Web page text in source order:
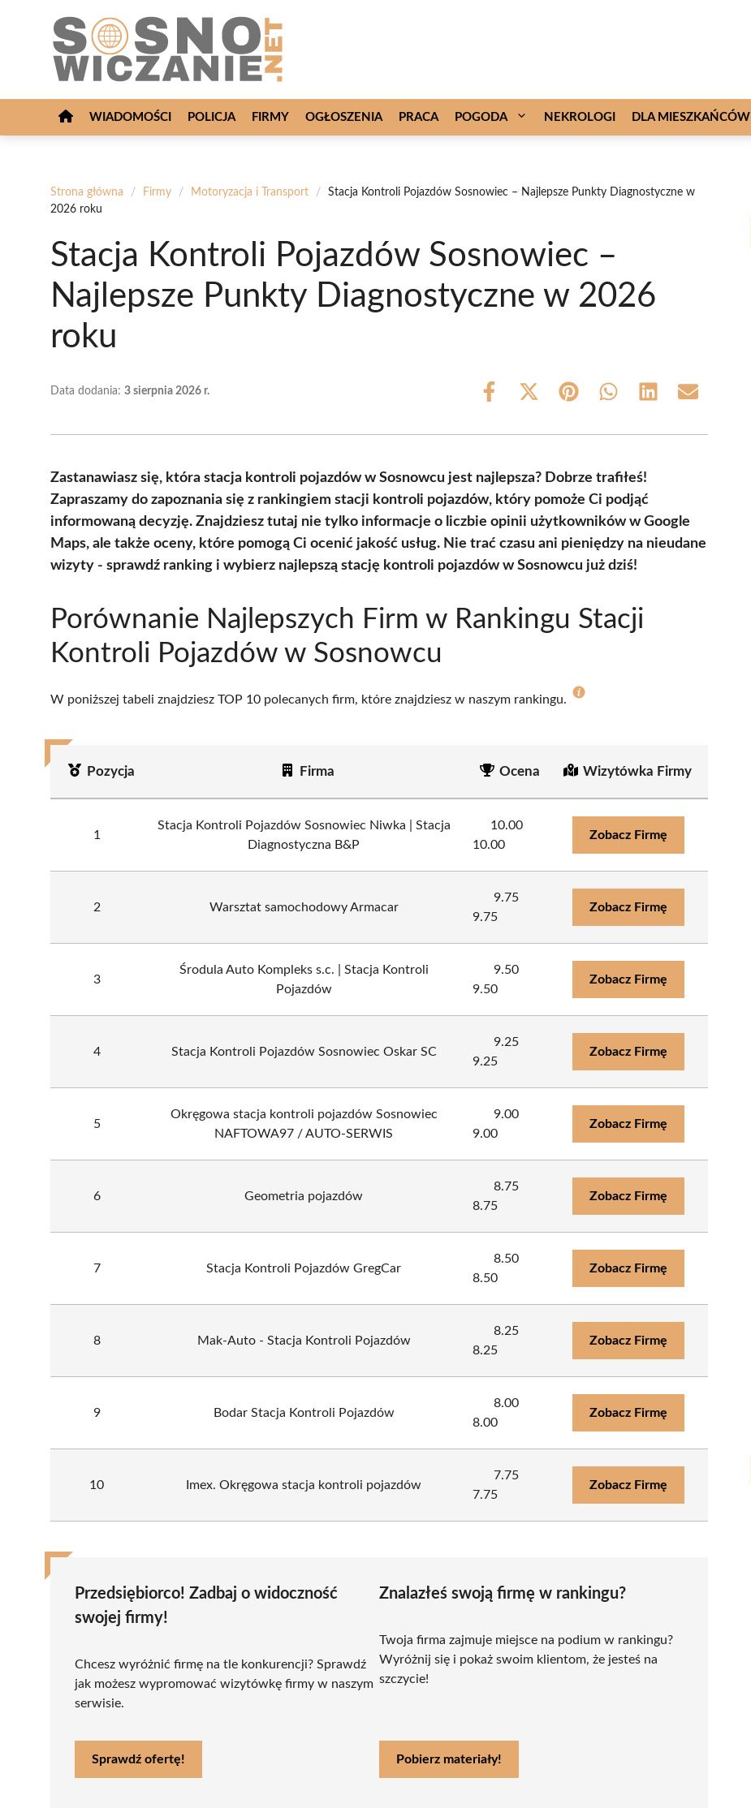
WIADOMOŚCI POLICJA FIRMY OGŁOSZENIA PRACA POGODA NEKROLOGI DLA MIESZKAŃCÓW
Strona główna / Firmy / Motoryzacja i Transport /
Stacja Kontroli Pojazdów Sosnowiec – Najlepsze Punkty Diagnostyczne w
2026 roku
Stacja Kontroli Pojazdów Sosnowiec –
Najlepsze Punkty Diagnostyczne w 2026
roku
Data dodania: 3 sierpnia 2026 r.
Share
Share
(Twitter)
Share Share Share Share
Zastanawiasz się, która stacja kontroli pojazdów w Sosnowcu jest najlepsza? Dobrze trafiłeś!
Zapraszamy do zapoznania się z rankingiem stacji kontroli pojazdów, który pomoże Ci podjąć
informowaną decyzję. Znajdziesz tutaj nie tylko informacje o liczbie opinii użytkowników w Google
Maps, ale także oceny, które pomogą Ci ocenić jakość usług. Nie trać czasu ani pieniędzy na nieudane
wizyty - sprawdź ranking i wybierz najlepszą stację kontroli pojazdów w Sosnowcu już dziś!
Porównanie Najlepszych Firm w Rankingu Stacji
Kontroli Pojazdów w Sosnowcu
W poniższej tabeli znajdziesz TOP 10 polecanych firm, które znajdziesz w naszym rankingu.
Pozycja Firma Ocena Wizytówka Firmy
1
Stacja Kontroli Pojazdów Sosnowiec Niwka | Stacja
Diagnostyczna B&P
10.00
10.00
Zobacz Firmę
2 Warsztat samochodowy Armacar
9.75
9.75
Zobacz Firmę
3
Środula Auto Kompleks s.c. | Stacja Kontroli
Pojazdów
9.50
9.50
Zobacz Firmę
4 Stacja Kontroli Pojazdów Sosnowiec Oskar SC
9.25
9.25
Zobacz Firmę
5
Okręgowa stacja kontroli pojazdów Sosnowiec
NAFTOWA97 / AUTO-SERWIS
9.00
9.00
Zobacz Firmę
6 Geometria pojazdów
8.75
8.75
Zobacz Firmę
7 Stacja Kontroli Pojazdów GregCar
8.50
8.50
Zobacz Firmę
8 Mak-Auto - Stacja Kontroli Pojazdów
8.25
8.25
Zobacz Firmę
9 Bodar Stacja Kontroli Pojazdów
8.00
8.00
Zobacz Firmę
10 Imex. Okręgowa stacja kontroli pojazdów
7.75
7.75
Zobacz Firmę
Przedsiębiorco! Zadbaj o widoczność
swojej firmy!
Chcesz wyróżnić firmę na tle konkurencji? Sprawdź
jak możesz wypromować wizytówkę firmy w naszym
serwisie.
Sprawdź ofertę!
Znalazłeś swoją firmę w rankingu?
Twoja firma zajmuje miejsce na podium w rankingu?
Wyróżnij się i pokaż swoim klientom, że jesteś na
szczycie!
Pobierz materiały!